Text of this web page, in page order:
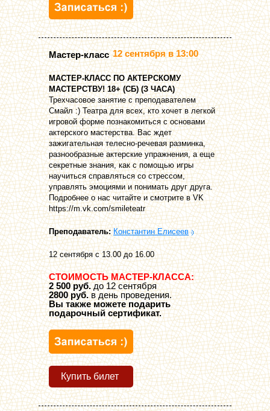
Мастер-класс 12 сентября в 13:00
МАСТЕР-КЛАСС ПО АКТЕРСКОМУ
МАСТЕРСТВУ! 18+ (СБ) (З ЧАСА)
Трехчасовое занятие с преподавателем
Смайл :) Театра для всех, кто хочет в легкой
игровой форме познакомиться с основами
актерского мастерства. Вас ждет
зажигательная телесно-речевая разминка,
разнообразные актерские упражнения, а еще
секретные знания, как с помощью игры
научиться справляться со стрессом,
управлять эмоциями и понимать друг друга.
Подробнее о нас читайте и смотрите в VK
https://m.vk.com/smileteatr
Преподаватель: Константин Елисеев
12 сентября с 13.00 до 16.00
СТОИМОСТЬ МАСТЕР-КЛАССА:
2 500 руб.до 12 сентября
2800 руб.в день проведения.
Вы также можете подарить
подарочный сертификат.
Купить билет